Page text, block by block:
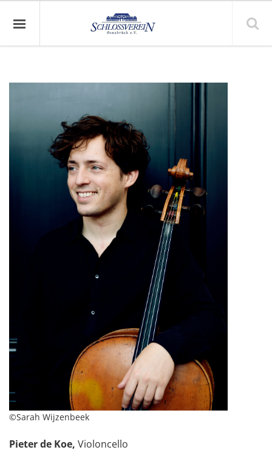
©Sarah Wijzenbeek
Pieter de Koe, Violoncello